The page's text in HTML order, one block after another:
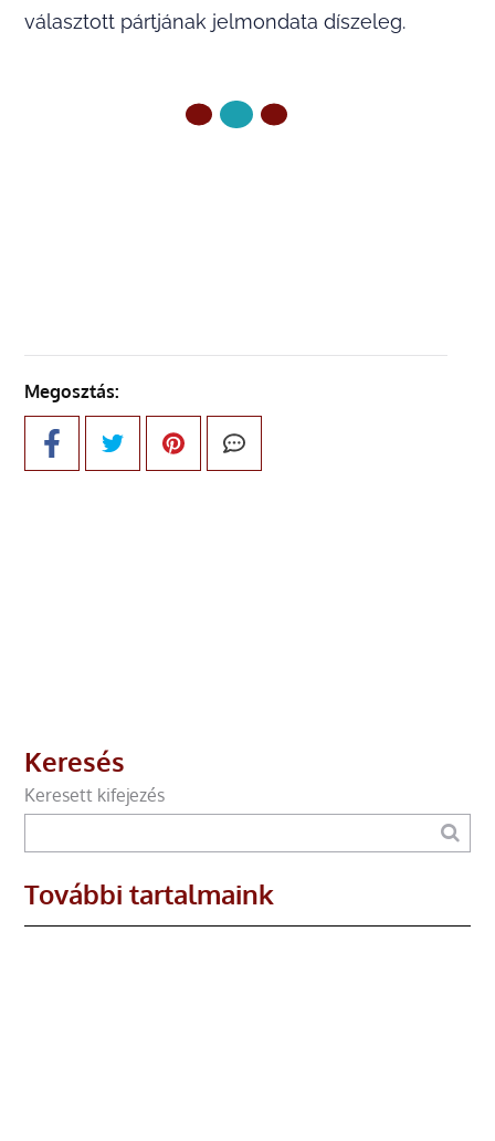
választott pártjának jelmondata díszeleg.
Megosztás:
Keresés
Keresett kifejezés
További tartalmaink